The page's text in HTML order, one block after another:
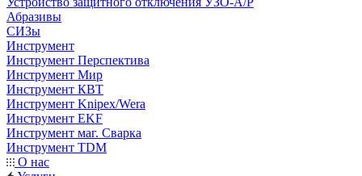
Абразивы
СИЗы
Инструмент
Инструмент Перспектива
Инструмент Мир
Инструмент КВТ
Инструмент Knipex/Wera
Инструмент EKF
Инструмент маг. Сварка
Инструмент TDM
О нас